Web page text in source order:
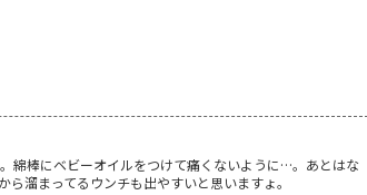
綿棒にベビーオイルをつけて痛くないように…。あとはな
溜まってるウンチも出やすいと思いますょ。